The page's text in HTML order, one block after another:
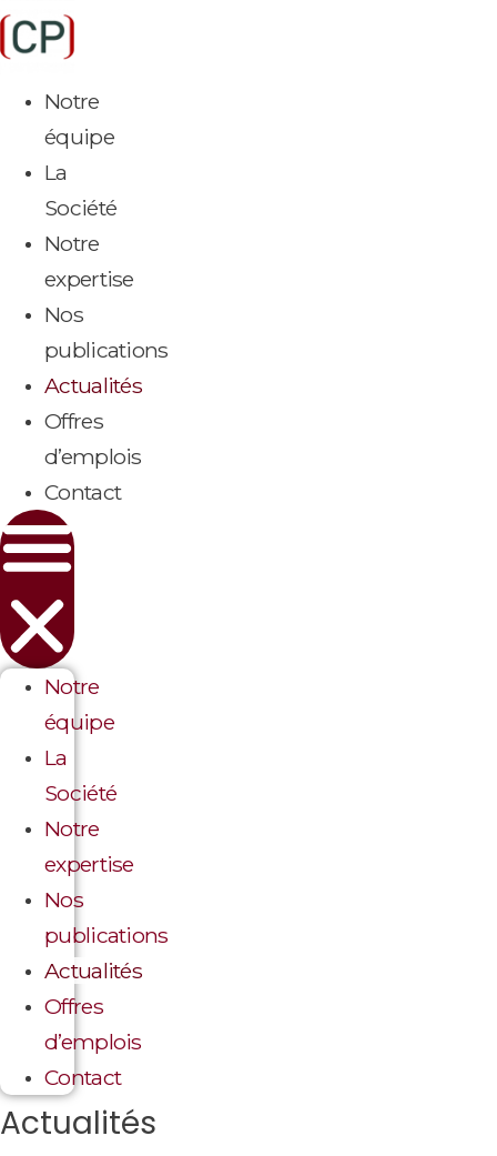
Aller
au
Notre
équipe
La
Société
Notre
expertise
Nos
publications
Actualités
Offres
d’emplois
Contact
Notre
équipe
La
Société
Notre
expertise
Nos
publications
Actualités
Offres
d’emplois
Contact
Actualités